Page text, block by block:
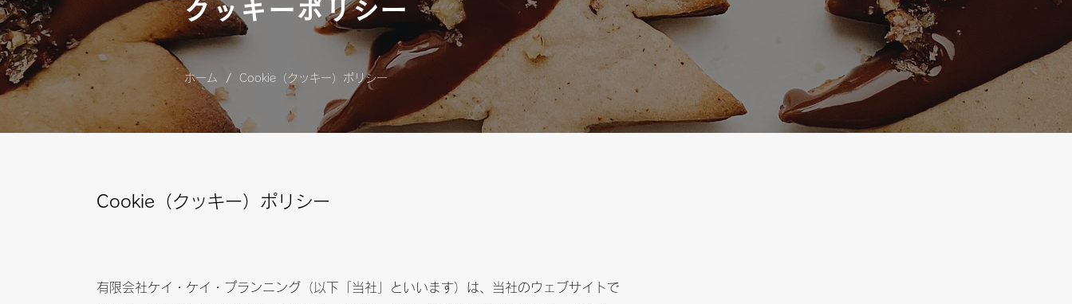
クッキーポリシー
ホーム / Cookie（クッキー）ポリシー
Cookie（クッキー）ポリシー
有限会社ケイ・ケイ・プランニング（以下「当社」といいます）は、当社のウェブサイトで